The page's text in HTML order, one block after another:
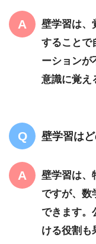
壁学習は、
することで
ーションが
意識に覚え
壁学習は
壁学習は、
ですが、数
できます。
ける役割も